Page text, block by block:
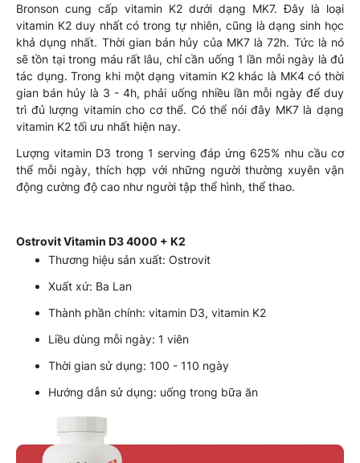
Bronson cung cấp vitamin K2 dưới dạng MK7. Đây là loại
vitamin K2 duy nhất có trong tự nhiên, cũng là dạng sinh học
khả dụng nhất. Thời gian bán hủy của MK7 là 72h. Tức là nó
sẽ tồn tại trong máu rất lâu, chỉ cần uống 1 lần mỗi ngày là đủ
tác dụng. Trong khi một dạng vitamin K2 khác là MK4 có thời
gian bán hủy là 3 - 4h, phải uống nhiều lần mỗi ngày để duy
trì đủ lượng vitamin cho cơ thể. Có thể nói đây MK7 là dạng
vitamin K2 tối ưu nhất hiện nay.
Lượng vitamin D3 trong 1 serving đáp ứng 625% nhu cầu cơ
thể mỗi ngày, thích hợp với những người thường xuyên vận
động cường độ cao như người tập thể hình, thể thao.
Ostrovit Vitamin D3 4000 + K2
Thương hiệu sản xuất: Ostrovit
Xuất xứ: Ba Lan
Thành phần chính: vitamin D3, vitamin K2
Liều dùng mỗi ngày: 1 viên
Thời gian sử dụng: 100 - 110 ngày
Hướng dẫn sử dụng: uống trong bữa ăn